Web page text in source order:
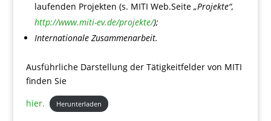
laufenden Projekten (s. MITI Web.Seite „Projekte“,
http://www.miti-ev.de/projekte/);
Internationale Zusammenarbeit.
Ausführliche Darstellung der Tätigkeitfelder von MITI
finden Sie
hier.
Herunterladen